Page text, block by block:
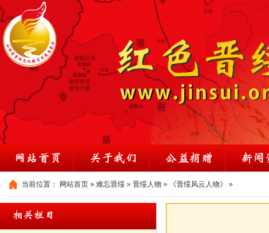
当前位置： 网站首页 » 难忘晋绥 » 晋绥人物 » 《晋绥风云人物》 »